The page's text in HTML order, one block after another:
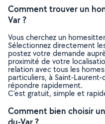
Comment trouver un
Var ?
Vous cherchez un
Sélectionnez directement
postez votre demande
proximité de votre
relation avec tous les
particuliers, à Saint-
répondre rapidement.
C’est gratuit, simple et
Comment bien choisir